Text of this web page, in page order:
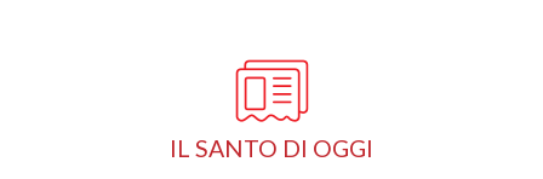
IL SANTO DI OGGI